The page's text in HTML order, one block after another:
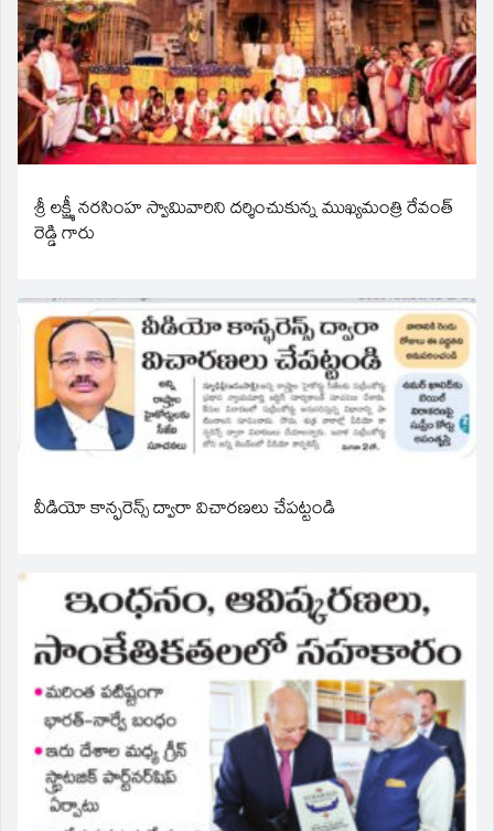
శ్రీ లక్ష్మీ నరసింహ స్వామివారిని దర్శించుకున్న ముఖ్యమంత్రి రేవంత్
రెడ్డి గారు
వీడియో కాన్ఫరెన్స్ ద్వారా విచారణలు చేపట్టండి